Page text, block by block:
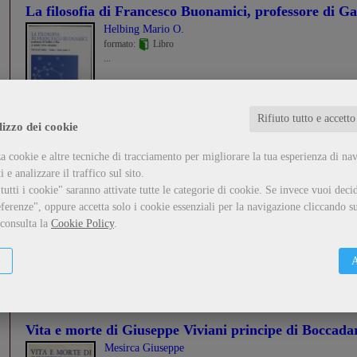
dei cookie
Rifiuto tutto e
cookie e altre tecniche di tracciamento per migliorare la tua esperienza di
e analizzare il traffico sul sito.
i cookie" saranno attivate tutte le categorie di cookie. Se invece vuoi
oppure accetta solo i cookie essenziali per la navigazione cliccando
la Cookie Policy.
La filosofia di Francesco Buonamici, professore di
Helbing Mario O.
formato:
Libro
...
Lamenti storici pisani
Varanini Giorgio
formato:
Libro
Vita e morte di Giuseppe Viviani principe di
Mesirca Giuseppe